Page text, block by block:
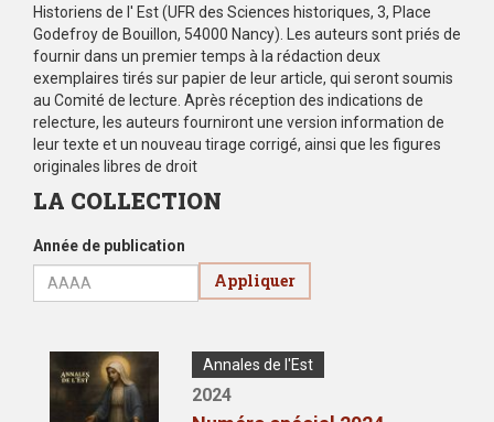
Historiens de l' Est (UFR des Sciences historiques, 3, Place
Godefroy de Bouillon, 54000 Nancy). Les auteurs sont priés de
fournir dans un premier temps à la rédaction deux
exemplaires tirés sur papier de leur article, qui seront soumis
au Comité de lecture. Après réception des indications de
relecture, les auteurs fourniront une version information de
leur texte et un nouveau tirage corrigé, ainsi que les figures
originales libres de droit
LA COLLECTION
Année de publication
Appliquer
Couverture/pochette
Type
de
Annales de l'Est
Année
2024